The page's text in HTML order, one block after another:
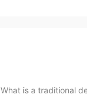
is a traditional